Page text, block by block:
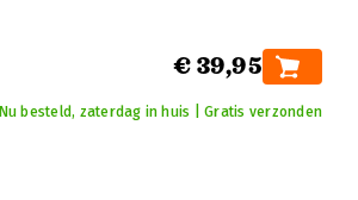
€ 39,95
Nu besteld, zaterdag in huis | Gratis verzonden